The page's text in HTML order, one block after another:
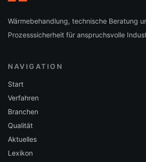
Wärmebehandlung, technische Beratung
Prozesssicherheit für anspruchsvolle
NAVIGATION
Start
Verfahren
Branchen
Qualität
Aktuelles
Lexikon